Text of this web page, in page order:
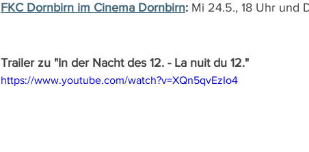
FKC Dornbirn im Cinema Dornbirn: Mi 24.5., 18 Uhr und
Trailer zu "In der Nacht des 12. - La nuit du 12."
https://www.youtube.com/watch?v=XQn5qvEzIo4